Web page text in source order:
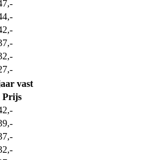
vast
Prijs